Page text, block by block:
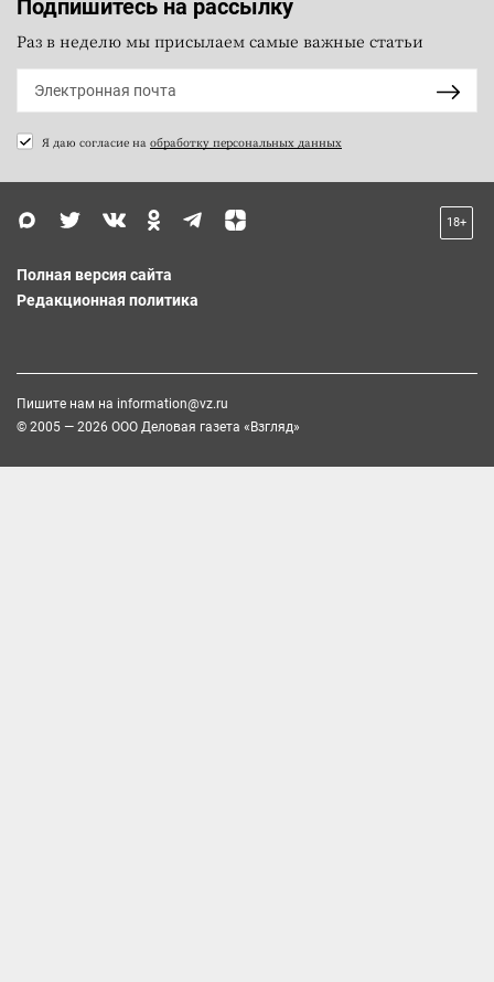
Подпишитесь на рассылку
Раз в неделю мы присылаем самые важные статьи
Я даю согласие на обработку персональных данных
18+
Полная версия сайта
Редакционная политика
Пишите нам на information@vz.ru
© 2005 — 2026 ООО Деловая газета «Взгляд»